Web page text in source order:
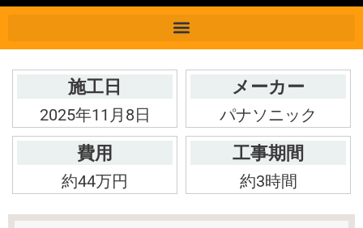
施工日
2025年11月8日
メーカー
パナソニック
費用
約44万円
工事期間
約3時間